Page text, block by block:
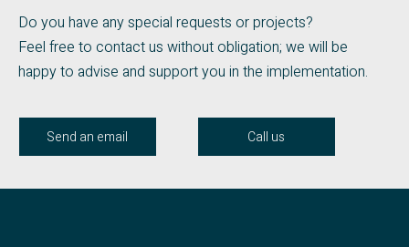
Do you have any special requests or projects?
Feel free to contact us without obligation; we will be
happy to advise and support you in the implementation.
Send an email Call us